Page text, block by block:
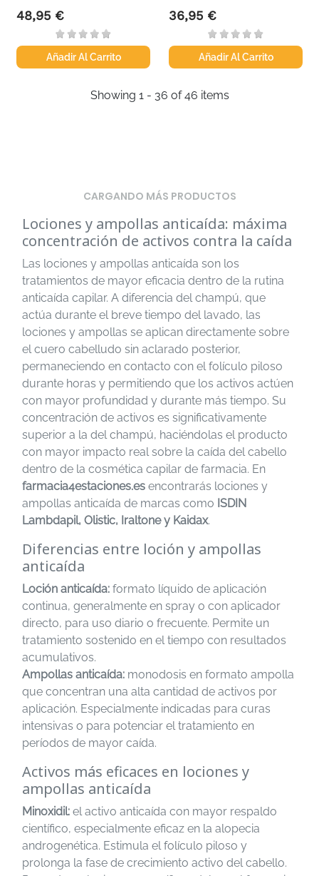
Precio
48,95 €
Añadir Al Carrito
Precio
36,95 €
Añadir Al Carrito
Showing 1 - 36 of 46 items
CARGANDO MÁS PRODUCTOS
Lociones y ampollas anticaída: máxima
concentración de activos contra la caída
Las lociones y ampollas anticaída son los
tratamientos de mayor eficacia dentro de la rutina
anticaída capilar. A diferencia del champú, que
actúa durante el breve tiempo del lavado, las
lociones y ampollas se aplican directamente sobre
el cuero cabelludo sin aclarado posterior,
permaneciendo en contacto con el folículo piloso
durante horas y permitiendo que los activos actúen
con mayor profundidad y durante más tiempo. Su
concentración de activos es significativamente
superior a la del champú, haciéndolas el producto
con mayor impacto real sobre la caída del cabello
dentro de la cosmética capilar de farmacia. En
farmacia4estaciones.es encontrarás lociones y
ampollas anticaída de marcas como ISDIN
Lambdapil, Olistic, Iraltone y Kaidax.
Diferencias entre loción y ampollas
anticaída
Loción anticaída: formato líquido de aplicación
continua, generalmente en spray o con aplicador
directo, para uso diario o frecuente. Permite un
tratamiento sostenido en el tiempo con resultados
acumulativos.
Ampollas anticaída: monodosis en formato ampolla
que concentran una alta cantidad de activos por
aplicación. Especialmente indicadas para curas
intensivas o para potenciar el tratamiento en
períodos de mayor caída.
Activos más eficaces en lociones y
ampollas anticaída
Minoxidil: el activo anticaída con mayor respaldo
científico, especialmente eficaz en la alopecia
androgenética. Estimula el folículo piloso y
prolonga la fase de crecimiento activo del cabello.